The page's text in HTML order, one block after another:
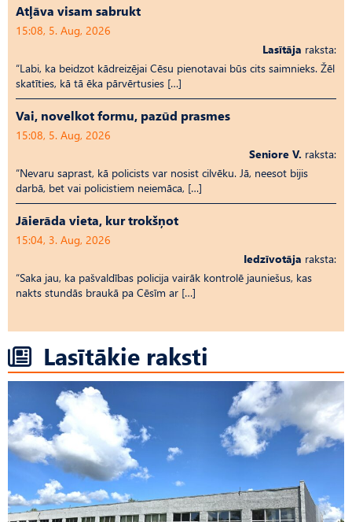
Atļāva visam sabrukt
15:08, 5. Aug, 2026
Lasītāja raksta:
“Labi, ka beidzot kādreizējai Cēsu pienotavai būs cits saimnieks. Žēl
skatīties, kā tā ēka pārvērtusies […]
Vai, novelkot formu, pazūd prasmes
15:08, 5. Aug, 2026
Seniore V. raksta:
“Nevaru saprast, kā policists var nosist cilvēku. Jā, neesot bijis
darbā, bet vai policistiem neiemāca, […]
Jāierāda vieta, kur trokšņot
15:04, 3. Aug, 2026
Iedzīvotāja raksta:
“Saka jau, ka pašvaldības policija vairāk kontrolē jauniešus, kas
nakts stundās braukā pa Cēsīm ar […]
Lasītākie raksti